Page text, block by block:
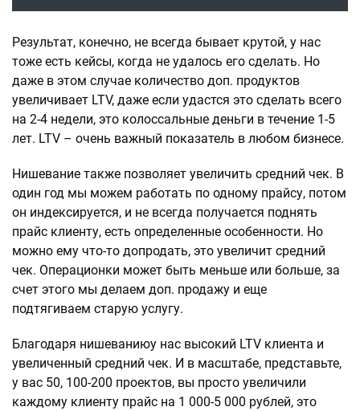
Результат, конечно, не всегда бывает крутой, у нас
тоже есть кейсы, когда не удалось его сделать. Но
даже в этом случае количество доп. продуктов
увеличивает LTV, даже если удастся это сделать всего
на 2-4 недели, это колоссальные деньги в течение 1-5
лет. LTV – очень важный показатель в любом бизнесе.
Нишевание также позволяет увеличить средний чек. В
один год мы можем работать по одному прайсу, потом
он индексируется, и не всегда получается поднять
прайс клиенту, есть определенные особенности. Но
можно ему что-то допродать, это увеличит средний
чек. Операционки может быть меньше или больше, за
счет этого мы делаем доп. продажу и еще
подтягиваем старую услугу.
Благодаря нишеваниюу нас высокий LTV клиента и
увеличенный средний чек. И в масштабе, представьте,
у вас 50, 100-200 проектов, вы просто увеличили
каждому клиенту прайс на 1 000-5 000 рублей, это